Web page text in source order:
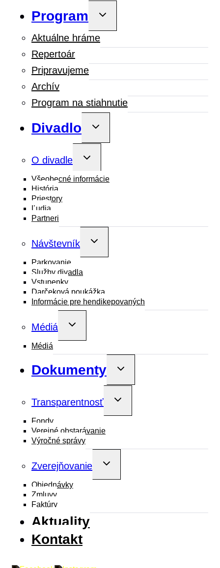
Program
Toggle
menu
Aktuálne hráme
Repertoár
Pripravujeme
Archív
Program na stiahnutie
Divadlo
Toggle
menu
O divadle
Toggle
Všeobecné informácie
História
Priestory
Ľudia
Partneri
Návštevník
Toggle
menu
Parkovanie
Služby divadla
Vstupenky
Darčeková poukážka
Informácie pre hendikepovaných
Médiá
Toggle
menu
Médiá
Dokumenty
Toggle
menu
Transparentnosť
Toggle
menu
Fondy
Verejné obstarávanie
Výročné správy
Zverejňovanie
Toggle
menu
Objednávky
Zmluvy
Faktúry
Aktuality
Kontakt